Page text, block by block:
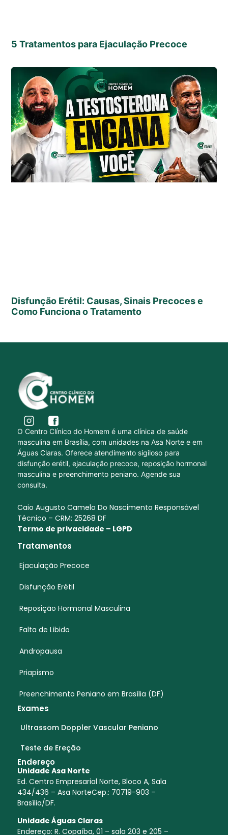
5 Tratamentos para Ejaculação Precoce
Disfunção Erétil: Causas, Sinais Precoces e
Como Funciona o Tratamento
O Centro Clínico do Homem é uma clínica de saúde
masculina em Brasília, com unidades na Asa Norte e em
Águas Claras. Oferece atendimento sigiloso para
disfunção erétil, ejaculação precoce, reposição hormonal
masculina e preenchimento peniano. Agende sua
consulta.
Caio Augusto Camelo Do Nascimento Responsável
Técnico – CRM: 25268 DF
Termo de privacidade – LGPD
Tratamentos
Ejaculação Precoce
Disfunção Erétil
Reposição Hormonal Masculina
Falta de Libido
Andropausa
Priapismo
Preenchimento Peniano em Brasília (DF)
Exames
Ultrassom Doppler Vascular Peniano
Teste de Ereção
Endereço
Unidade Asa Norte
Ed. Centro Empresarial Norte, Bloco A, Sala
434/436 – Asa NorteCep.: 70719-903 –
Brasília/DF.
Unidade Águas Claras
Endereço: R. Copaíba, 01 – sala 203 e 205 –